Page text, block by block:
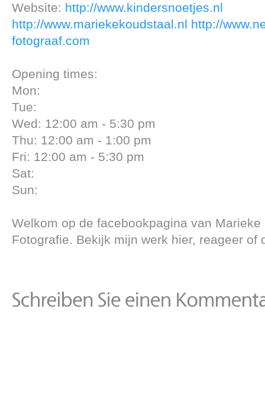
Website: http://www.kindersnoetjes.nl
http://www.mariekekoudstaal.nl http://
fotograaf.com
Opening times:
Mon:
Tue:
Wed: 12:00 am - 5:30 pm
Thu: 12:00 am - 1:00 pm
Fri: 12:00 am - 5:30 pm
Sat:
Sun:
Welkom op de facebookpagina van Marieke
Fotografie. Bekijk mijn werk hier, reageer of